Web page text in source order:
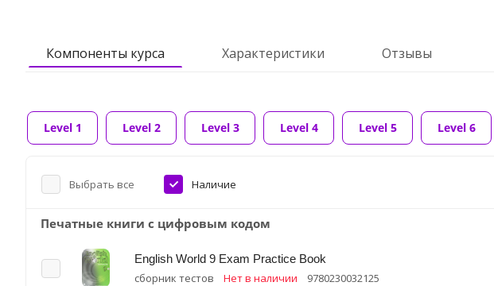
Компоненты курса Характеристики Отзывы
Level 1 Level 2 Level 3 Level 4 Level 5 Level 6
Выбрать все Наличие
Печатные книги с цифровым кодом
English World 9 Exam Practice Book
сборник тестов Нет в наличии 9780230032125